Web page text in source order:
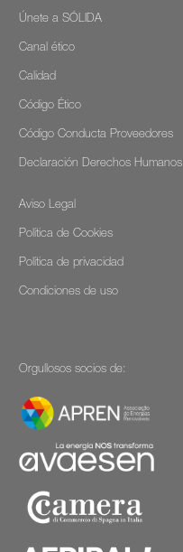
Únete a SÓLIDA
Canal ético
Calidad
Código Ético
Código Conducta Proveedores
Declaración Derechos Humanos
Aviso Legal
Política de Cookies
Política de privacidad
Condiciones de uso
Orgullosos socios de: